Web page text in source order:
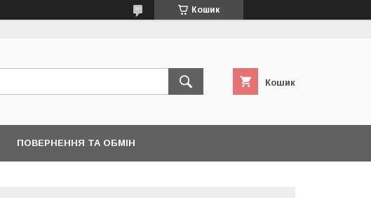
Кошик
Кошик
ПОВЕРНЕННЯ ТА ОБМІН